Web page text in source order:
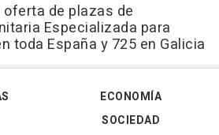
oferta de plazas de
Especializada para
toda España y 725 en Galicia
ECONOMÍA
SOCIEDAD